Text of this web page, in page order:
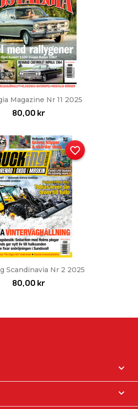
Magazine Nr 11 2025
80,00 kr
Scandinavia Nr 2 2025
80,00 kr
favorite_border

